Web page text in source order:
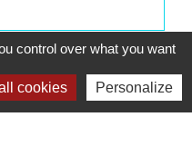
erreur sur cette page
control over what you want
cookies Personalize